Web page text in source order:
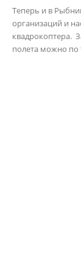
Теперь и в
организаций и
квадрокоптера.
полета можно по